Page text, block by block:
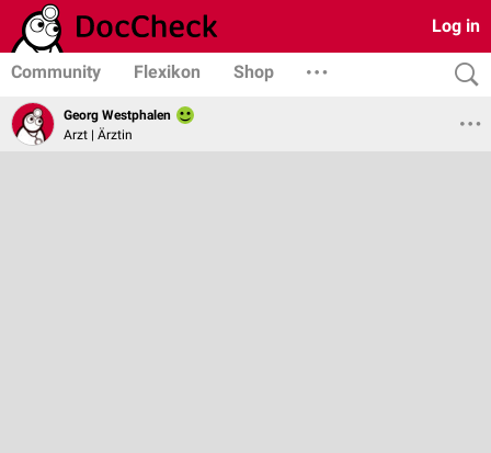
Log in
Community Flexikon Shop
Georg Westphalen
Arzt | Ärztin